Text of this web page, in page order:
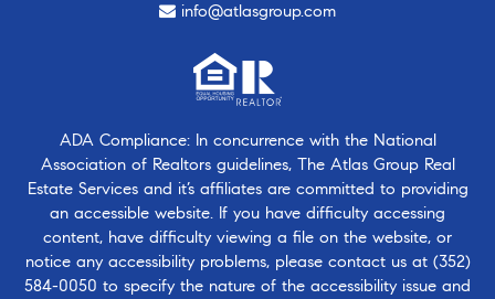
info@atlasgroup.com
ADA Compliance: In concurrence with the National
Association of Realtors guidelines, The Atlas Group Real
Estate Services and it’s affiliates are committed to providing
an accessible website. If you have difficulty accessing
content, have difficulty viewing a file on the website, or
notice any accessibility problems, please contact us at (352)
584-0050 to specify the nature of the accessibility issue and